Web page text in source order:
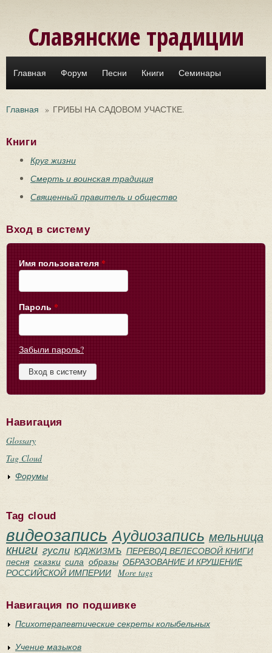
Славянские традиции
Главная Форум Песни Книги Семинары
Главная » ГРИБЫ НА САДОВОМ УЧАСТКЕ.
Книги
Круг жизни
Смерть и воинская традиция
Священный правитель и общество
Вход в систему
Имя пользователя *
Пароль *
Забыли пароль?
Навигация
Glossary
Tag Cloud
Форумы
Tag cloud
видеозапись Аудиозапись мельница
книги гусли ЮДЖИЗМЪ ПЕРЕВОД ВЕЛЕСОВОЙ КНИГИ
песня сказки сила образы ОБРАЗОВАНИЕ И КРУШЕНИЕ
РОССИЙСКОЙ ИМПЕРИИ More tags
Навигация по подшивке
Психотерапевтические секреты колыбельных
Учение мазыков